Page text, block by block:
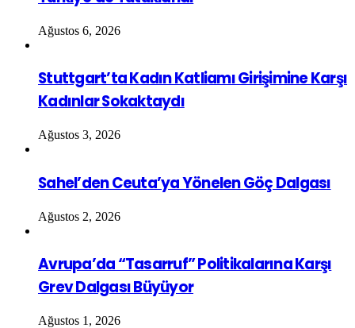
Ağustos 6, 2026
Stuttgart’ta Kadın Katliamı Girişimine Karşı
Kadınlar Sokaktaydı
Ağustos 3, 2026
Sahel’den Ceuta’ya Yönelen Göç Dalgası
Ağustos 2, 2026
Avrupa’da “Tasarruf” Politikalarına Karşı
Grev Dalgası Büyüyor
Ağustos 1, 2026